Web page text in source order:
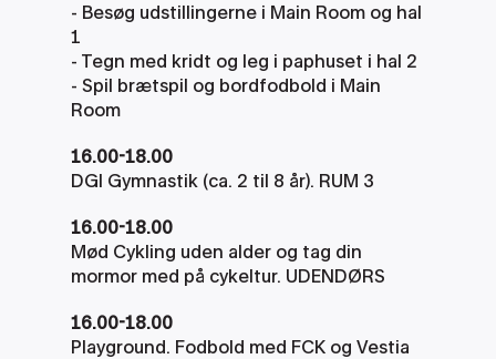
- Besøg udstillingerne i Main Room og hal
1
- Tegn med kridt og leg i paphuset i hal 2
- Spil brætspil og bordfodbold i Main
Room
16.00-18.00
DGI Gymnastik (ca. 2 til 8 år). RUM 3
16.00-18.00
Mød Cykling uden alder og tag din
mormor med på cykeltur. UDENDØRS
16.00-18.00
Playground. Fodbold med FCK og Vestia